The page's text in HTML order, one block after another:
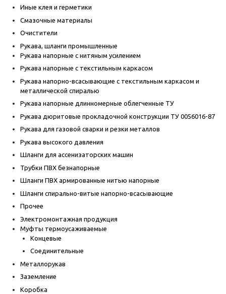
Иные клея и герметики
Смазочные материалы
Очистители
Рукава, шланги промышленные
Рукава напорные с нитяным усилением
Рукава напорные с текстильным каркасом
Рукава напорно-всасывающие с текстильным каркасом и
металлической спиралью
Рукава напорные длинномерные облегченные ТУ
Рукава дюритовые прокладочной конструкции ТУ 0056016-87
Рукава для газовой сварки и резки металлов
Рукава высокого давления
Шланги для ассенизаторских машин
Трубки ПВХ безнапорные
Шланги ПВХ армированные нитью напорные
Шланги спирально-витые напорно-всасывающие
Прочее
Электромонтажная продукция
Муфты термоусаживаемые
Концевые
Соединительные
Металлорукав
Заземление
Коробка